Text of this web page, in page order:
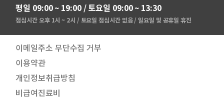
평일 09:00 ~ 19:00 / 토요일 09:00 ~ 13:30
점심시간 오후 1시 ~ 2시 / 토요일 점심시간 없음 / 일요일 및 공휴일 휴진
이메일주소 무단수집 거부
이용약관
개인정보취급방침
비급여진료비